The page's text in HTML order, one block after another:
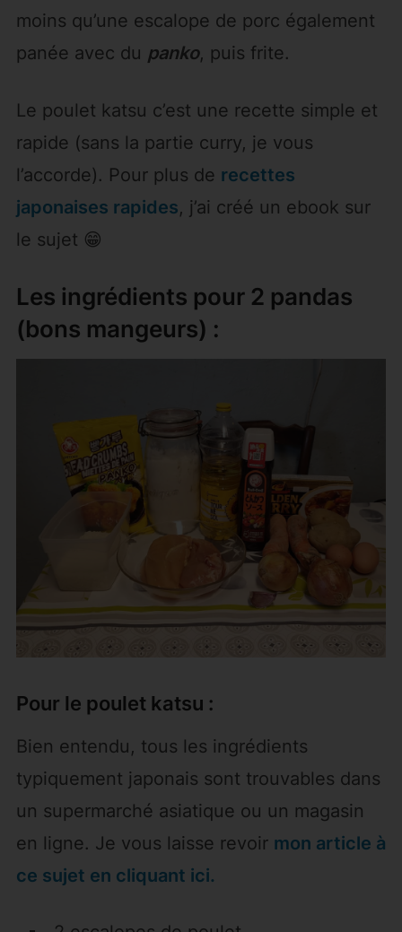
moins qu’une escalope de porc également
panée avec du panko, puis frite.
Le poulet katsu c’est une recette simple et
rapide (sans la partie curry, je vous
l’accorde). Pour plus de recettes
japonaises rapides, j’ai créé un ebook sur
le sujet 😁
Les ingrédients pour 2 pandas
(bons mangeurs) :
Pour le poulet katsu :
Bien entendu, tous les ingrédients
typiquement japonais sont trouvables dans
un supermarché asiatique ou un magasin
en ligne. Je vous laisse revoir mon article à
ce sujet en cliquant ici.